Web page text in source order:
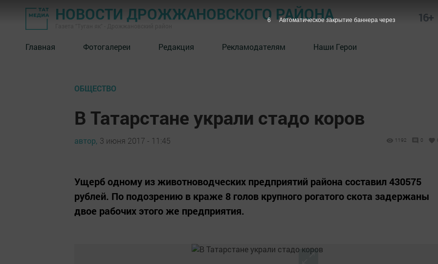
НОВОСТИ ДРОЖЖАНОВСКОГО РАЙОНА 16+
Главная Фотогалереи Редакция Рекламодателям Наши Герои
ОБЩЕСТВО
В Татарстане украли стадо коров
автор, 3 июня 2017 - 11:45 1192 0
Ущерб одному из животноводческих предприятий района составил 430575
рублей. По подозрению в краже 8 голов крупного рогатого скота задержаны
двое рабочих этого же предприятия.
5 Автоматическое закрытие баннера через